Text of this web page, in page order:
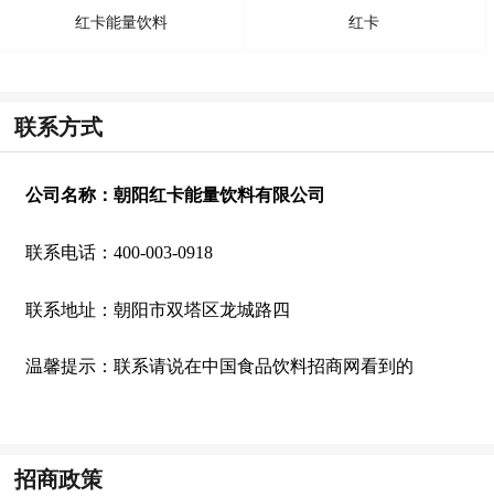
红卡能量饮料 红卡
联系方式
公司名称：朝阳红卡能量饮料有限公司
联系电话：400-003-0918
联系地址：朝阳市双塔区龙城路四
温馨提示：联系请说在中国食品饮料招商网看到的
招商政策